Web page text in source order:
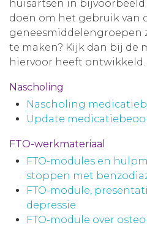
huisartsen in bijvoorbeeld
doen om het gebruik van
geneesmiddelengroepen
te maken? Kijk dan bij de
hiervoor heeft ontwikkeld.
Nascholing
Nascholing
Update
FTO-werkmateriaal
FTO-modules en
stoppen met
FTO-module,
depressie
FTO-module over